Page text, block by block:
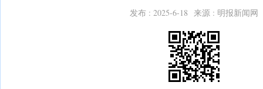
发布 : 2025-6-18 来源 : 明报新闻网